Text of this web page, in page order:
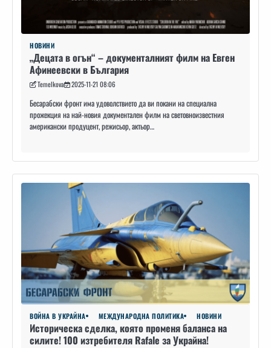
НОВИНИ
„Децата в огън“ – документалният филм на Евген
Афинеевски в България
Temelkova 2025-11-21 08:06
Бесарабски фронт има удоволствието да ви покани на специална
прожекция на най-новия документален филм на световноизвестния
американски продуцент, режисьор, актьор…
ВОЙНА В УКРАЙНА МЕЖДУНАРОДНА ПОЛИТИКА НОВИНИ
Историческа сделка, която променя баланса на
силите! 100 изтребителя Rafale за Украйна!